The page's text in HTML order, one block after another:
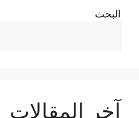
البحث
آخر المقالات